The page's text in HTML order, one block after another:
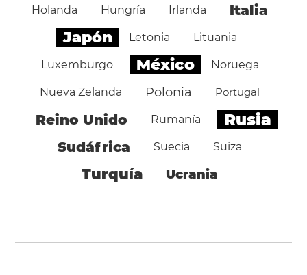
Holanda Hungría Irlanda Italia
Japón Letonia Lituania
Luxemburgo México Noruega
Nueva Zelanda Polonia Portugal
Reino Unido Rumanía Rusia
Sudáfrica Suecia Suiza
Turquía Ucrania